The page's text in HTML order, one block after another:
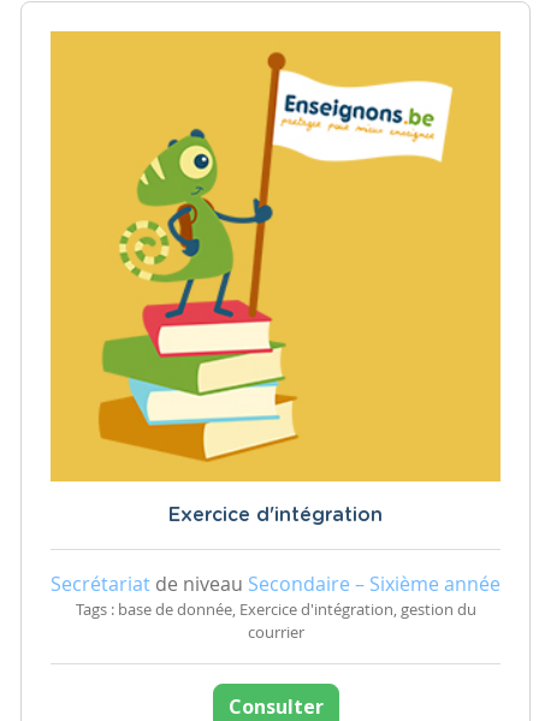
Exercice d'intégration
Secrétariat de niveau Secondaire – Sixième année
Tags : base de donnée, Exercice d'intégration, gestion du
courrier
Consulter